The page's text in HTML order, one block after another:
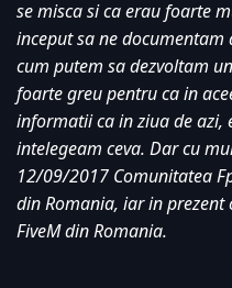
se misca si ca erau foarte
inceput sa ne
cum putem sa dezvoltam
foarte greu pentru ca in
informatii ca in ziua de azi,
intelegeam ceva. Dar cu
12/09/2017 Comunitatea
din Romania, iar in prezent
FiveM din Romania.